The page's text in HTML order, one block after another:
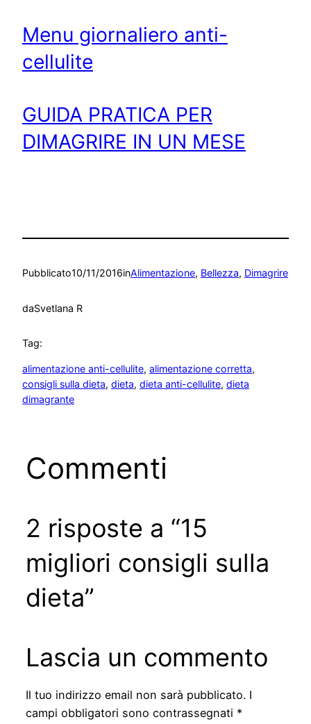
Menu giornaliero anti-
cellulite
GUIDA PRATICA PER
DIMAGRIRE IN UN MESE
Pubblicato10/11/2016inAlimentazione, Bellezza, Dimagrire
daSvetlana R
Tag:
alimentazione anti-cellulite, alimentazione corretta
consigli sulla dieta, dieta, dieta anti-cellulite, dieta
dimagrante
Commenti
2 risposte a “15
migliori consigli sulla
dieta”
Lascia un commento
Il tuo indirizzo email non sarà pubblicato. I
campi obbligatori sono contrassegnati *